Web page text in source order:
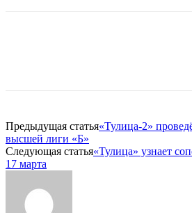
Предыдущая статья«Тулица-2»
высшей лиги «Б»
Следующая статья«Тулица» узнает
17 марта